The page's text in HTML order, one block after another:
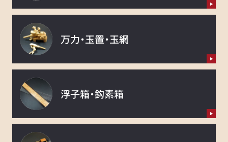
万力・玉置・玉網
浮子箱・鈎素箱